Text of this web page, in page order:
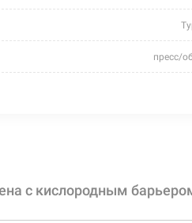
пресс/
жидкая
c кислородным